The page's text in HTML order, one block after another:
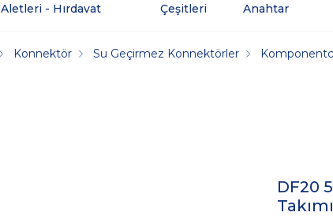
Aletleri - Hırdavat
Çeşitleri
Anahtar
Konnektör Su Geçirmez Konnektörler
DF20
Takımı